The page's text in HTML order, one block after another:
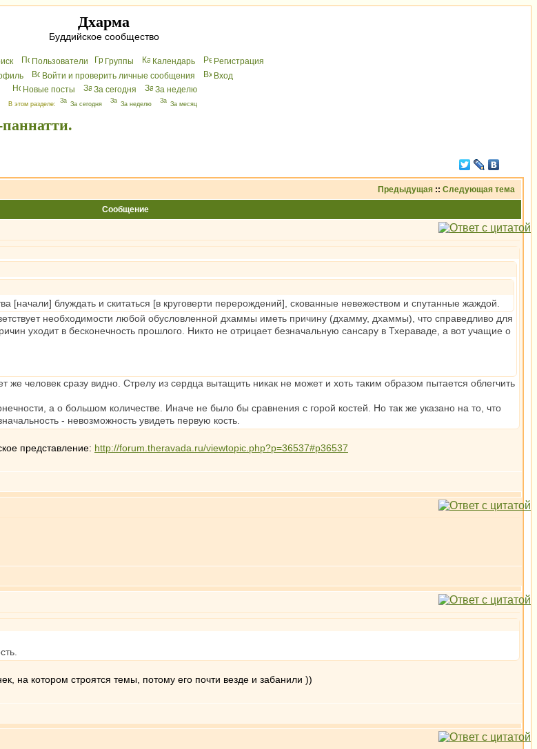
Дхарма
Буддийское сообщество
Пользователи Группы Календарь
Peгиcтрaция
Войти и проверить личные сообщения
Вхoд
Новые посты
За сегодня За неделю
В этом разделе: За сегодня За неделю За месяц
Предыдущая :: Следующая тема
Сообщение
[начали] блуждать и скитаться [в круговерти перерождений], скованные невежеством и спутанные жаждой.
необходимости любой обусловленной дхаммы иметь причину (дхамму, дхаммы), что справедливо для
уходит в бесконечность прошлого. Никто не отрицает безначальную сансару в Тхераваде, а вот учащие о
человек сразу видно. Стрелу из сердца вытащить никак не может и хоть таким образом пытается облегчить
а о большом количестве. Иначе не было бы сравнения с горой костей. Но так же указано на то, что
- невозможность увидеть первую кость.
представление: http://forum.theravada.ru/viewtopic.php?p=36537#p36537
на котором строятся темы, потому его почти везде и забанили ))